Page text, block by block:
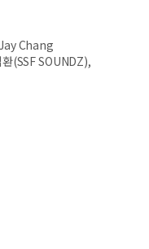
Chang
(SSF SOUNDZ),